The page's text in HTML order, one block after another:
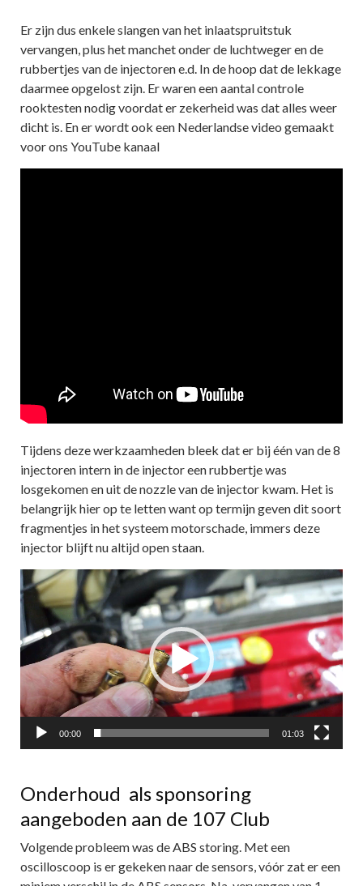
Er zijn dus enkele slangen van het inlaatspruitstuk
vervangen, plus het manchet onder de luchtweger en de
rubbertjes van de injectoren e.d. In de hoop dat de lekkage
daarmee opgelost zijn. Er waren een aantal controle
rooktesten nodig voordat er zekerheid was dat alles weer
dicht is. En er wordt ook een Nederlandse video gemaakt
voor ons YouTube kanaal
Tijdens deze werkzaamheden bleek dat er bij één van de 8
injectoren intern in de injector een rubbertje was
losgekomen en uit de nozzle van de injector kwam. Het is
belangrijk hier op te letten want op termijn geven dit soort
fragmentjes in het systeem motorschade, immers deze
injector blijft nu altijd open staan.
Videospeler
00:00 01:03
Onderhoud als sponsoring
aangeboden aan de 107 Club
Volgende probleem was de ABS storing. Met een
oscilloscoop is er gekeken naar de sensors, vóór zat er een